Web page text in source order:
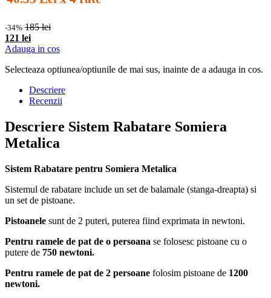
-34% 185 lei
121 lei
Adauga in cos
Selecteaza optiunea/optiunile de mai sus, inainte de a adauga in cos.
Descriere
Recenzii
Descriere Sistem Rabatare Somiera
Metalica
Sistem Rabatare pentru Somiera Metalica
Sistemul de rabatare include un set de balamale (stanga-dreapta) si
un set de pistoane.
Pistoanele sunt de 2 puteri, puterea fiind exprimata in newtoni.
Pentru ramele de pat de o persoana se folosesc pistoane cu o
putere de 750 newtoni.
Pentru ramele de pat de 2 persoane folosim pistoane de 1200
newtoni.